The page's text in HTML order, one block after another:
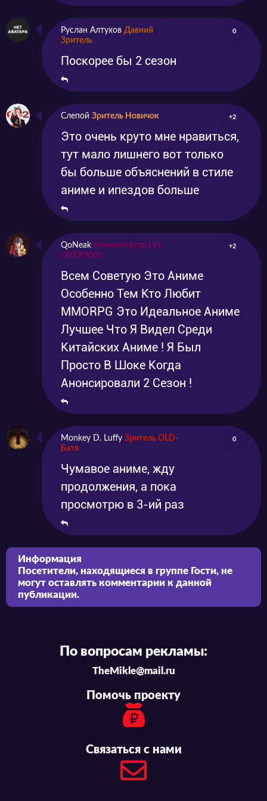
Руслан Алтухов Давний
Зритель
0
Поскорее бы 2 сезон
Слепой Зритель Новичок +2
Это очень круто мне нравиться,
тут мало лишнего вот только
бы больше объяснений в стиле
аниме и ипездов больше
QoNeak Комментатор LVL
OVER9000
+2
Всем Советую Это Аниме
Особенно Тем Кто Любит
MMORPG Это Идеальное Аниме
Лучшее Что Я Видел Среди
Китайских Аниме ! Я Был
Просто В Шоке Когда
Анонсировали 2 Сезон !
Monkey D. Luffy Зритель OLD-
Батя
0
Чумавое аниме, жду
продолжения, а пока
просмотрю в 3-ий раз
Информация
Посетители, находящиеся в группе Гости, не
могут оставлять комментарии к данной
публикации.
По вопросам рекламы:
TheMikle@mail.ru
Помочь проекту
Связаться с нами